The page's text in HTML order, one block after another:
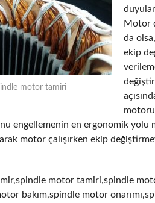
motor tamiri
Motor
da
ekip
engellemenin en ergonomik yolu
motor çalışırken ekip
motor tamiri,spindle
bakım,spindle motor